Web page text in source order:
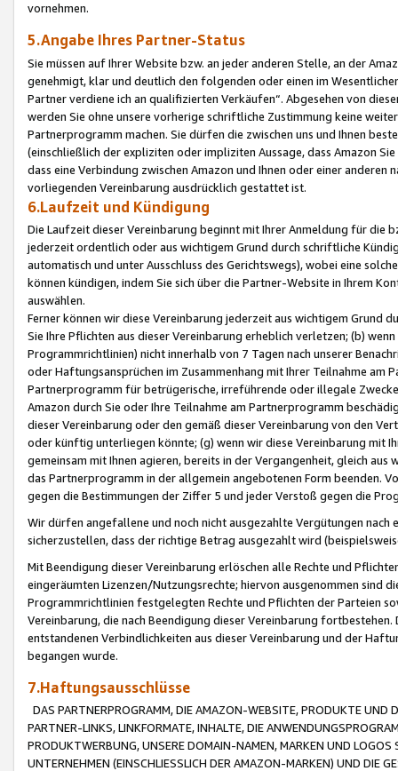
vornehmen.
5.Angabe Ihres Partner-Status
Sie müssen auf Ihrer Website bzw. an jeder anderen Stelle, an der
genehmigt, klar und deutlich den folgenden oder einen im
Partner verdiene ich an qualifizierten Verkäufen“. Abgesehen von
werden Sie ohne unsere vorherige schriftliche Zustimmung keine
Partnerprogramm machen. Sie dürfen die zwischen uns und Ihnen
(einschließlich der expliziten oder impliziten Aussage, dass Amazon
dass eine Verbindung zwischen Amazon und Ihnen oder einer
vorliegenden Vereinbarung ausdrücklich gestattet ist.
6.Laufzeit und Kündigung
Die Laufzeit dieser Vereinbarung beginnt mit Ihrer Anmeldung für die
jederzeit ordentlich oder aus wichtigem Grund durch schriftliche
automatisch und unter Ausschluss des Gerichtswegs), wobei eine
können kündigen, indem Sie sich über die Partner-Website in Ihrem
auswählen.
Ferner können wir diese Vereinbarung jederzeit aus wichtigem Grund
Sie Ihre Pflichten aus dieser Vereinbarung erheblich verletzen; (b)
Programmrichtlinien) nicht innerhalb von 7 Tagen nach unserer
oder Haftungsansprüchen im Zusammenhang mit Ihrer Teilnahme am
Partnerprogramm für betrügerische, irreführende oder illegale
Amazon durch Sie oder Ihre Teilnahme am Partnerprogramm
dieser Vereinbarung oder den gemäß dieser Vereinbarung von den
oder künftig unterliegen könnte; (g) wenn wir diese Vereinbarung mit
gemeinsam mit Ihnen agieren, bereits in der Vergangenheit, gleich
das Partnerprogramm in der allgemein angebotenen Form beenden.
gegen die Bestimmungen der Ziffer 5 und jeder Verstoß gegen die
Wir dürfen angefallene und noch nicht ausgezahlte Vergütungen
sicherzustellen, dass der richtige Betrag ausgezahlt wird
Mit Beendigung dieser Vereinbarung erlöschen alle Rechte und
eingeräumten Lizenzen/Nutzungsrechte; hiervon ausgenommen sind
Programmrichtlinien festgelegten Rechte und Pflichten der Parteien
Vereinbarung, die nach Beendigung dieser Vereinbarung
entstandenen Verbindlichkeiten aus dieser Vereinbarung und der
begangen wurde.
7.Haftungsausschlüsse
DAS PARTNERPROGRAMM, DIE AMAZON-WEBSITE, PRODUKTE UND
PARTNER-LINKS, LINKFORMATE, INHALTE, DIE
PRODUKTWERBUNG, UNSERE DOMAIN-NAMEN, MARKEN UND
UNTERNEHMEN (EINSCHLIESSLICH DER AMAZON-MARKEN) UND DIE